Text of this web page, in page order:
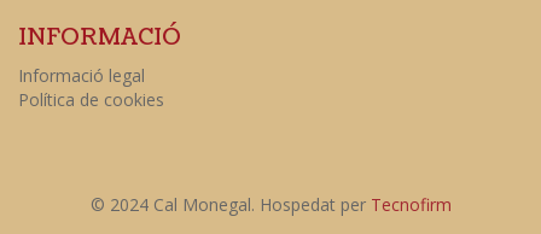
INFORMACIÓ
Informació legal
Política de cookies
© 2024 Cal Monegal. Hospedat per Tecnofirm